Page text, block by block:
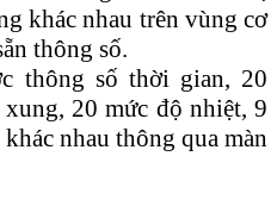
khác nhau trên vùng cơ
thông số.
thông số thời gian, 20
20 mức độ nhiệt, 9
nhau thông qua màn